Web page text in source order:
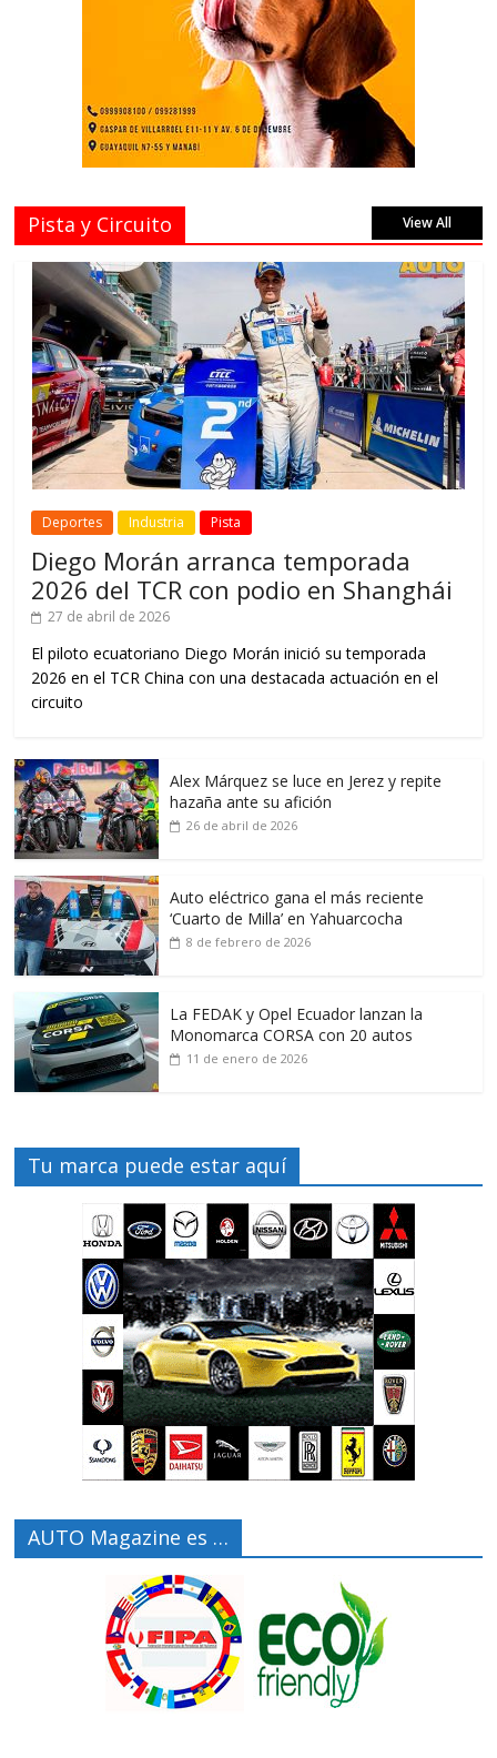
Pista y Circuito View All
Deportes Industria Pista
Diego Morán arranca temporada
2026 del TCR con podio en Shanghái
27 de abril de 2026
El piloto ecuatoriano Diego Morán inició su temporada
2026 en el TCR China con una destacada actuación en el
circuito
Alex Márquez se luce en Jerez y repite
hazaña ante su afición
26 de abril de 2026
Auto eléctrico gana el más reciente
‘Cuarto de Milla’ en Yahuarcocha
8 de febrero de 2026
La FEDAK y Opel Ecuador lanzan la
Monomarca CORSA con 20 autos
11 de enero de 2026
Tu marca puede estar aquí
AUTO Magazine es …